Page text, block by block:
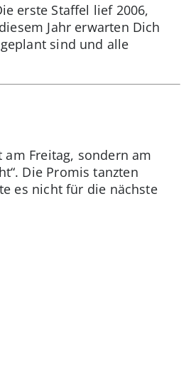
erste Staffel lief 2006,
Jahr erwarten Dich
sind und alle
am Freitag, sondern am
Die Promis tanzten
es nicht für die nächste